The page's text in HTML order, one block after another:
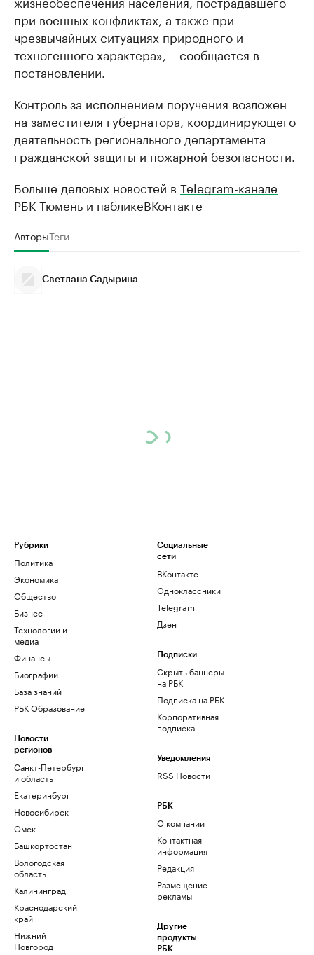
при военных конфликтах, а также при
чрезвычайных ситуациях природного и
техногенного характера», – сообщается в
постановлении.
Контроль за исполнением поручения возложен
на заместителя губернатора, координирующего
деятельность регионального департамента
гражданской защиты и пожарной безопасности.
Больше деловых новостей в Telegram-канале
РБК Тюмень и пабликеВКонтакте
АвторыТеги
Светлана Садырина
Рубрики
Политика
Экономика
Общество
Бизнес
Технологии и
медиа
Финансы
Биографии
База знаний
РБК Образование
Новости
регионов
Санкт-Петербург
и область
Екатеринбург
Новосибирск
Омск
Башкортостан
Вологодская
область
Калининград
Краснодарский
край
Нижний
Новгород
Социальные
сети
ВКонтакте
Одноклассники
Telegram
Дзен
Подписки
Скрыть баннеры
на РБК
Подписка на РБК
Корпоративная
подписка
Уведомления
RSS Новости
РБК
О компании
Контактная
информация
Редакция
Размещение
рекламы
Другие
продукты
РБК